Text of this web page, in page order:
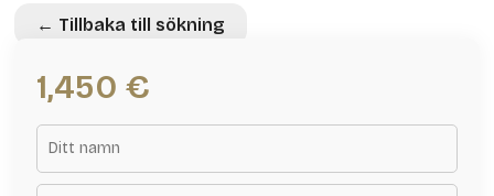
← Tillbaka till sökning
1,450 €